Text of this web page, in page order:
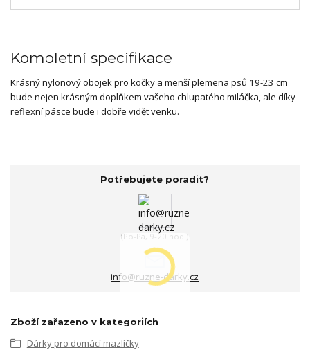
Kompletní specifikace
Krásný nylonový obojek pro kočky a menší plemena psů 19-23 cm
bude nejen krásným doplňkem vašeho chlupatého miláčka, ale díky
reflexní pásce bude i dobře vidět venku.
Potřebujete poradit?
(Po-Pá, 9-20 hod.)
info@ruzne-darky.cz
Zboží zařazeno v kategoriích
Dárky pro domácí mazlíčky